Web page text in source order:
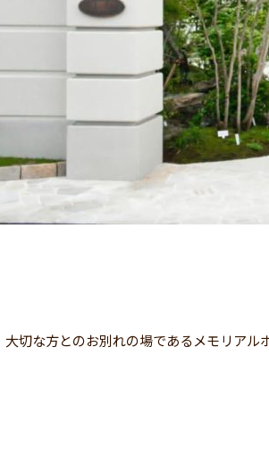
大切な方とのお別れの場であるメモリア